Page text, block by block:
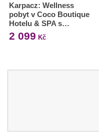
Karpacz: Wellness
pobyt v Coco Boutique
Hotelu & SPA s…
2 099 Kč